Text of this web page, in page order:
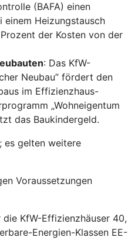
(BAFA) einen
einem Heizungstausch
der Kosten von der
: Das KfW-
Neubau” fördert den
im Effizienzhaus-
„Wohneigentum
das Baukindergeld.
es gelten weitere
Voraussetzungen
KfW-Effizienzhäuser 40,
Energien-Klassen EE-